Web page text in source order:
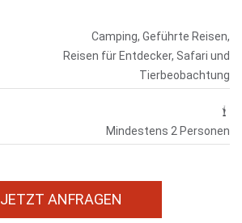
Camping, Geführte Reisen,
Reisen für Entdecker, Safari und
Tierbeobachtung
Mindestens 2 Personen
JETZT ANFRAGEN